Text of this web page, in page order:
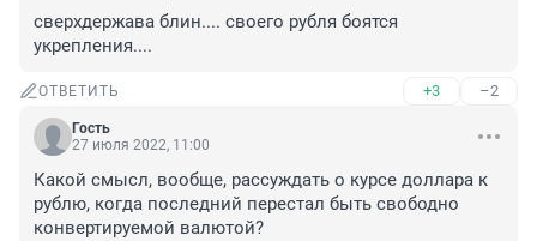
сверхдержава блин.... своего рубля боятся
укрепления....
ОТВЕТИТЬ +3 –2
Гость
27 июля 2022, 11:00
Какой смысл, вообще, рассуждать о курсе доллара к
рублю, когда последний перестал быть свободно
конвертируемой валютой?